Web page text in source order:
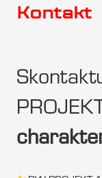
Kontakt